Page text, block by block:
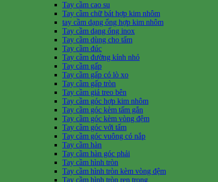
Tay cầm cao su
Tay cầm chữ bát hợp kim nhôm
tay cầm dạng ống hợp kim nhôm
Tay cầm dạng ống inox
Tay cầm dùng cho tấm
Tay cầm đúc
Tay cầm đường kính nhỏ
Tay cầm gấp
Tay cầm gấp có lò xo
Tay cầm gấp tròn
Tay cầm giá treo bên
Tay cầm góc hợp kim nhôm
Tay cầm góc kèm tấm gắn
Tay cầm góc kèm vòng đệm
Tay cầm góc với tấm
Tay cầm góc vuông có nắp
Tay cầm hàn
Tay cầm hàn góc phải
Tay cầm hình tròn
Tay cầm hình tròn kèm vòng đệm
Tay cầm hình tròn ren trong